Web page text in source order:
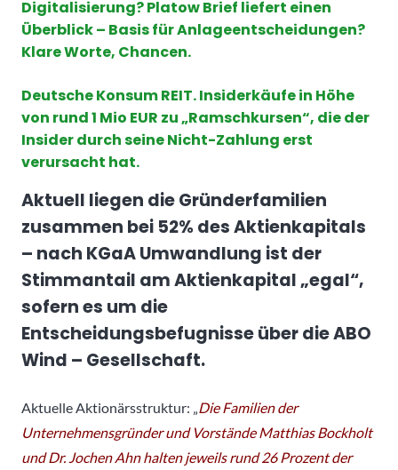
Digitalisierung? Platow Brief liefert einen
Überblick – Basis für Anlageentscheidungen?
Klare Worte, Chancen.
Deutsche Konsum REIT. Insiderkäufe in Höhe
von rund 1 Mio EUR zu „Ramschkursen“, die der
Insider durch seine Nicht-Zahlung erst
verursacht hat.
Aktuell liegen die Gründerfamilien
zusammen bei 52% des Aktienkapitals
– nach KGaA Umwandlung ist der
Stimmantail am Aktienkapital „egal“,
sofern es um die
Entscheidungsbefugnisse über die ABO
Wind – Gesellschaft.
Aktuelle Aktionärsstruktur: „Die Familien der
Unternehmensgründer und Vorstände Matthias Bockholt
und Dr. Jochen Ahn halten jeweils rund 26 Prozent der